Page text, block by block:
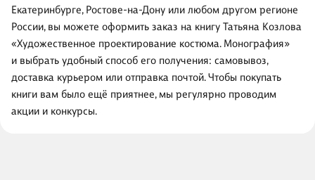
Екатеринбурге, Ростове-на-Дону или любом другом регионе
России, вы можете оформить заказ на книгу Татьяна Козлова
«Художественное проектирование костюма. Монография»
и выбрать удобный способ его получения: самовывоз,
доставка курьером или отправка почтой. Чтобы покупать
книги вам было ещё приятнее, мы регулярно проводим
акции и конкурсы.